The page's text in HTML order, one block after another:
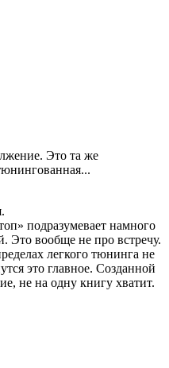
Это та же
подразумевает намного
Это вообще не про встречу.
легкого тюнинга не
это главное. Созданной
не на одну книгу хватит.